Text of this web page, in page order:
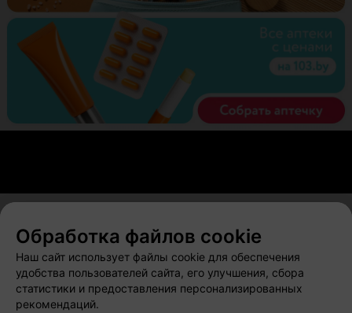
О проекте Новости проекта
Вакансии
Публичный договор
Способы оплаты
Публичный договор по использованию сервиса
Обработка файлов cookie
Наш сайт использует файлы cookie для обеспечения
удобства пользователей сайта, его улучшения, сбора
статистики и предоставления персонализированных
рекомендаций.